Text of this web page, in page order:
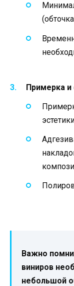
Примерка и
Важно
виниров
небольшой